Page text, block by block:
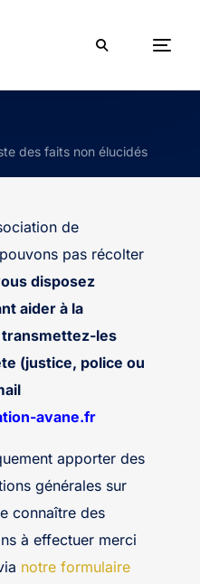
des faits non élucidés
de
pas récolter
disposez
aider à la
transmettez-les
(justice, police ou
avane.fr
apporter des
générales sur
connaître des
à effectuer merci
notre formulaire